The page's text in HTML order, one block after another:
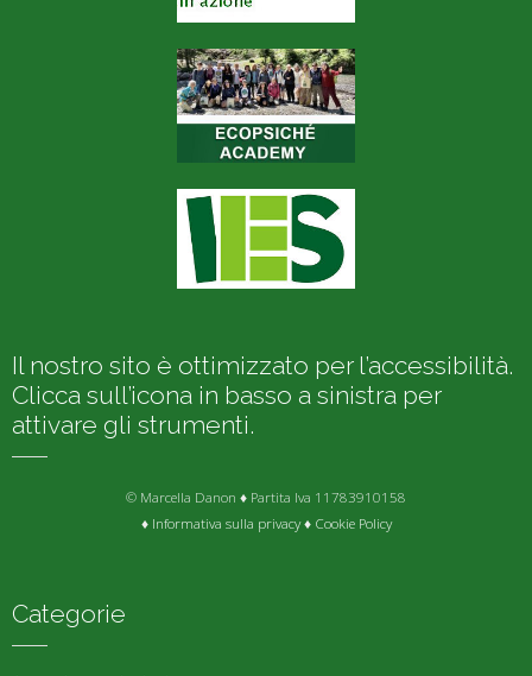
Il nostro sito è ottimizzato per l’accessibilità.
Clicca sull’icona in basso a sinistra per
attivare gli strumenti.
© Marcella Danon ♦ Partita Iva 11783910158
♦ Informativa sulla privacy♦ Cookie Policy
Categorie